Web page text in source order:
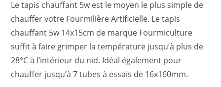
Le tapis chauffant 5w est le moyen le plus simple de
chauffer votre Fourmilière Artificielle. Le tapis
chauffant 5w 14x15cm de marque Fourmiculture
suffit à faire grimper la température jusqu’à plus de
28°C à l’intérieur du nid. Idéal également pour
chauffer jusqu’à 7 tubes à essais de 16x160mm.